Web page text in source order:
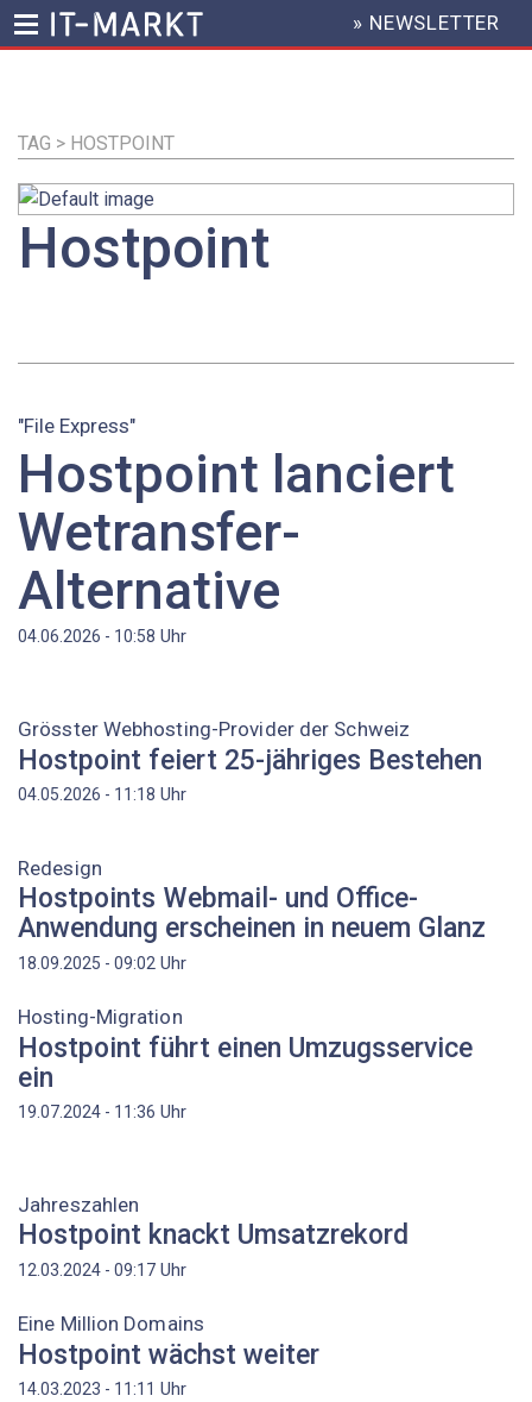
Inhalt
HEADER
MENU
» NEWSLETTER
TAG > HOSTPOINT
Hostpoint
"File Express"
Hostpoint lanciert
Wetransfer-
Alternative
04.06.2026 - 10:58 Uhr
Grösster Webhosting-Provider der Schweiz
Hostpoint feiert 25-jähriges Bestehen
04.05.2026 - 11:18 Uhr
Redesign
Hostpoints Webmail- und Office-
Anwendung erscheinen in neuem Glanz
18.09.2025 - 09:02 Uhr
Hosting-Migration
Hostpoint führt einen Umzugsservice
ein
19.07.2024 - 11:36 Uhr
Jahreszahlen
Hostpoint knackt Umsatzrekord
12.03.2024 - 09:17 Uhr
Eine Million Domains
Hostpoint wächst weiter
14.03.2023 - 11:11 Uhr